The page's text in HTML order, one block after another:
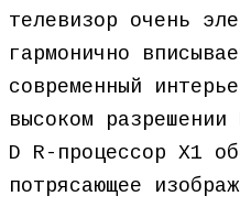
телевизор очень
гармонично
современный
высоком
D R-процессор X1
потрясающее